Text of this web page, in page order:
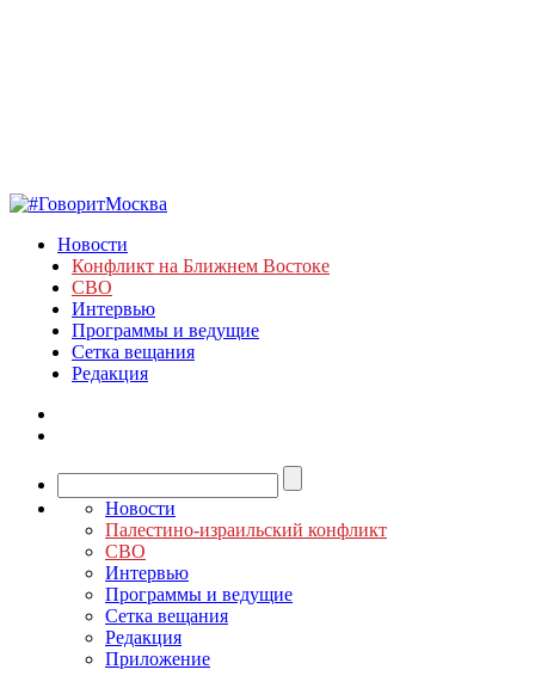
Новости
Конфликт на Ближнем Востоке
СВО
Интервью
Программы и ведущие
Сетка вещания
Редакция
Новости
Палестино-израильский конфликт
СВО
Интервью
Программы и ведущие
Сетка вещания
Редакция
Приложение